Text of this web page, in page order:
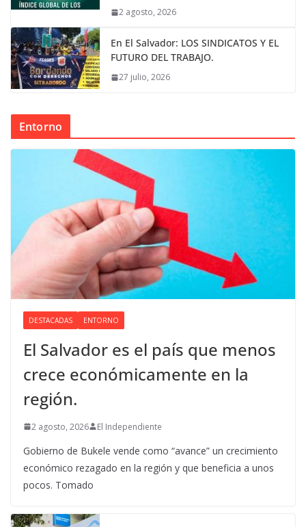
2 agosto, 2026
En El Salvador: LOS SINDICATOS Y EL
FUTURO DEL TRABAJO.
27 julio, 2026
Entorno
DESTACADAS ENTORNO
El Salvador es el país que menos
crece económicamente en la
región.
2 agosto, 2026 El Independiente
Gobierno de Bukele vende como “avance” un crecimiento
económico rezagado en la región y que beneficia a unos
pocos. Tomado